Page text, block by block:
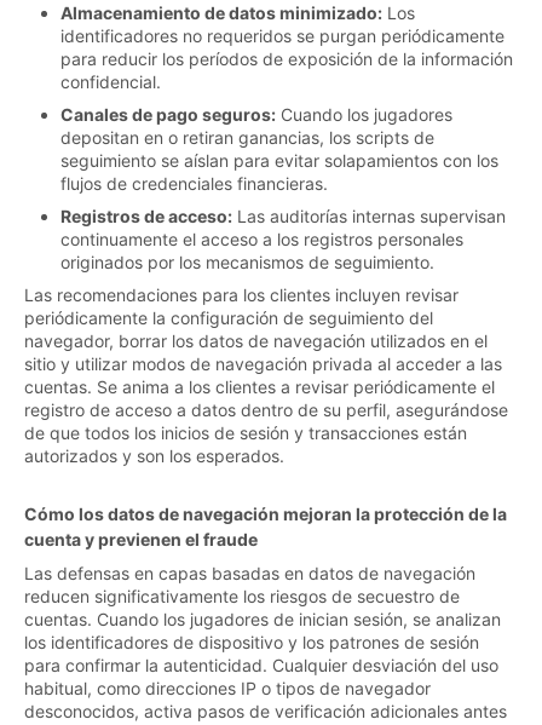
Almacenamiento de datos minimizado: Los
identificadores no requeridos se purgan periódicamente
para reducir los períodos de exposición de la información
confidencial.
Canales de pago seguros: Cuando los jugadores
depositan en o retiran ganancias, los scripts de
seguimiento se aíslan para evitar solapamientos con los
flujos de credenciales financieras.
Registros de acceso: Las auditorías internas supervisan
continuamente el acceso a los registros personales
originados por los mecanismos de seguimiento.
Las recomendaciones para los clientes incluyen revisar
periódicamente la configuración de seguimiento del
navegador, borrar los datos de navegación utilizados en el
sitio y utilizar modos de navegación privada al acceder a las
cuentas. Se anima a los clientes a revisar periódicamente el
registro de acceso a datos dentro de su perfil, asegurándose
de que todos los inicios de sesión y transacciones están
autorizados y son los esperados.
Cómo los datos de navegación mejoran la protección de la
cuenta y previenen el fraude
Las defensas en capas basadas en datos de navegación
reducen significativamente los riesgos de secuestro de
cuentas. Cuando los jugadores de inician sesión, se analizan
los identificadores de dispositivo y los patrones de sesión
para confirmar la autenticidad. Cualquier desviación del uso
habitual, como direcciones IP o tipos de navegador
desconocidos, activa pasos de verificación adicionales antes